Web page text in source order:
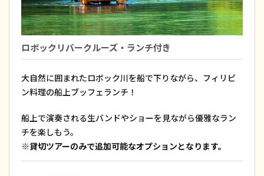
ロボックリバークルーズ・ランチ付き
大自然に囲まれたロボック川を船で下りながら、フィリピ
ン料理の船上ブッフェランチ！
船上で演奏される生バンドやショーを見ながら優雅なラン
チを楽しもう。
※貸切ツアーのみで追加可能なオプションとなります。